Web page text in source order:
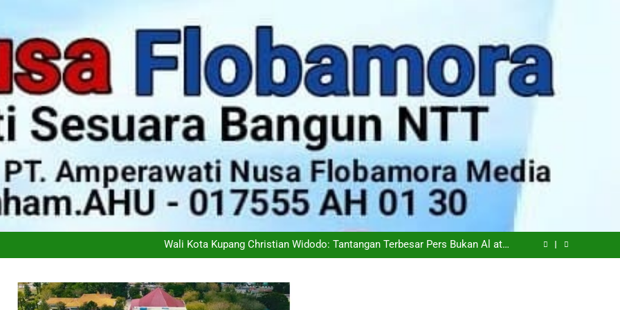
Didukung 26 Organisasi Kepemudaan, Mentan Amran Tegaskan Tak Ada
Ruang bagi Mafia Beras Fortifikasi
Ketimpangan Melebar: Kemiskinan di NTT Naik Menjadi 1,04 Juta Jiwa
Wali Kota Kupang Christian Widodo: Tantangan Terbesar Pers Bukan Al atau
Hoaks, Tapi Kepercayaan Publik
PT Flobamor ( Perseroda) Siapkan Transisi Ambil Alih Manajemen Hotel
Sasando
Didukung 26 Organisasi Kepemudaan, Mentan Amran Tegaskan Tak Ada
Wali Kota Kupang Christian Widodo: Tantangan Terbesar Pers Bukan Al atau
PT Flobamor ( Perseroda) Siapkan Transisi Ambil Alih Manajemen Hotel
Didukung 26 Organisasi Kepemudaan, Mentan Amran Tegaskan Tak Ada